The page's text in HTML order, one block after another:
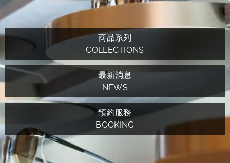
商品系列
COLLECTIONS
最新消息
NEWS
預約服務
BOOKING